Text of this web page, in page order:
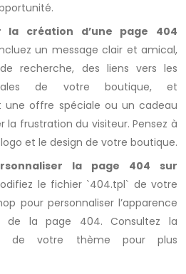
la création d’une page 404
un message clair et amical,
recherche, des liens vers les
de votre boutique, et
une offre spéciale ou un cadeau
la frustration du visiteur. Pensez à
et le design de votre boutique.
la page 404 sur
le fichier `404.tpl` de votre
pour personnaliser l’apparence
la page 404. Consultez la
de votre thème pour plus